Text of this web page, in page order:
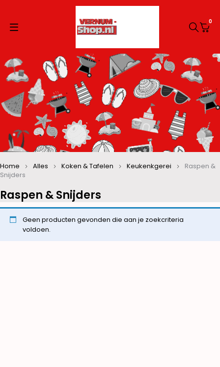
0
Raspen & Snijders
Home Alles Koken & Tafelen Keukenkgerei
Raspen &
Snijders
Geen producten gevonden die aan je zoekcriteria
voldoen.